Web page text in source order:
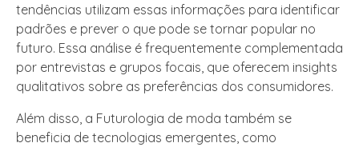
tendências utilizam essas informações para identificar
padrões e prever o que pode se tornar popular no
futuro. Essa análise é frequentemente complementada
por entrevistas e grupos focais, que oferecem insights
qualitativos sobre as preferências dos consumidores.
Além disso, a Futurologia de moda também se
beneficia de tecnologias emergentes, como